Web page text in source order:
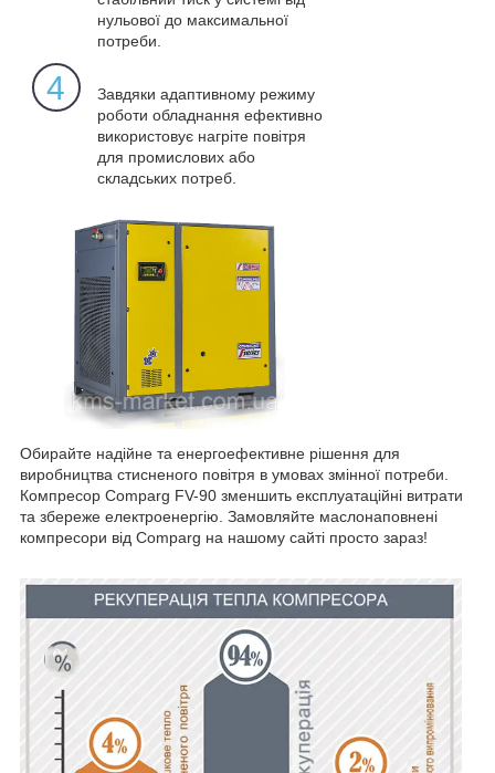
нульової до максимальної
потреби.
4
Завдяки адаптивному режиму
роботи обладнання ефективно
використовує нагріте повітря
для промислових або
складських потреб.
Обирайте надійне та енергоефективне рішення для
виробництва стисненого повітря в умовах змінної потреби.
Компресор Comparg FV-90 зменшить експлуатаційні витрати
та збереже електроенергію. Замовляйте маслонаповнені
компресори від Comparg на нашому сайті просто зараз!